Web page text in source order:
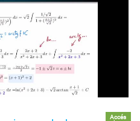
Accés